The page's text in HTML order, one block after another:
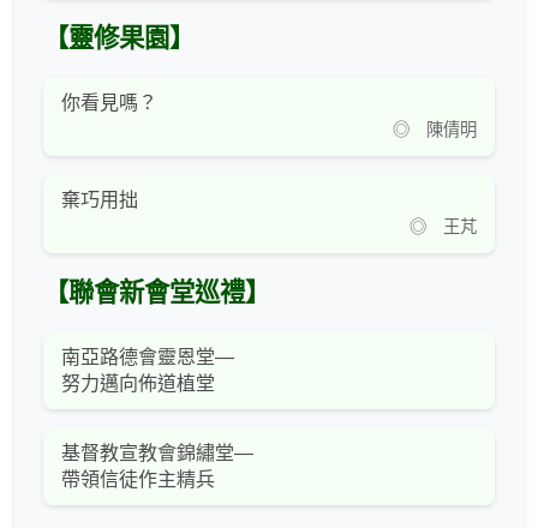
【靈修果園】
你看見嗎？
◎ 陳倩明
棄巧用拙
◎ 王芃
【聯會新會堂巡禮】
南亞路德會靈恩堂—
努力邁向佈道植堂
基督教宣教會錦繡堂—
帶領信徒作主精兵